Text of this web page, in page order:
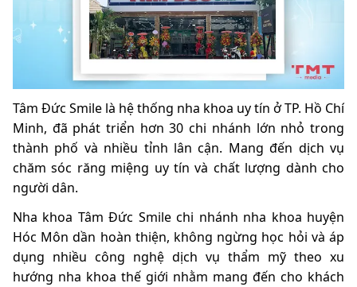
Tâm Đức Smile là hệ thống nha khoa uy tín ở TP. Hồ Chí
Minh, đã phát triển hơn 30 chi nhánh lớn nhỏ trong
thành phố và nhiều tỉnh lân cận. Mang đến dịch vụ
chăm sóc răng miệng uy tín và chất lượng dành cho
người dân.
Nha khoa Tâm Đức Smile chi nhánh nha khoa huyện
Hóc Môn dần hoàn thiện, không ngừng học hỏi và áp
dụng nhiều công nghệ dịch vụ thẩm mỹ theo xu
hướng nha khoa thế giới nhằm mang đến cho khách